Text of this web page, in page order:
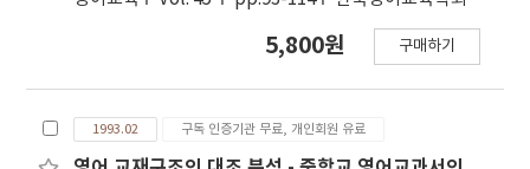
5,800원 구매하기
1993.02 구독 인증기관 무료, 개인회원 유료